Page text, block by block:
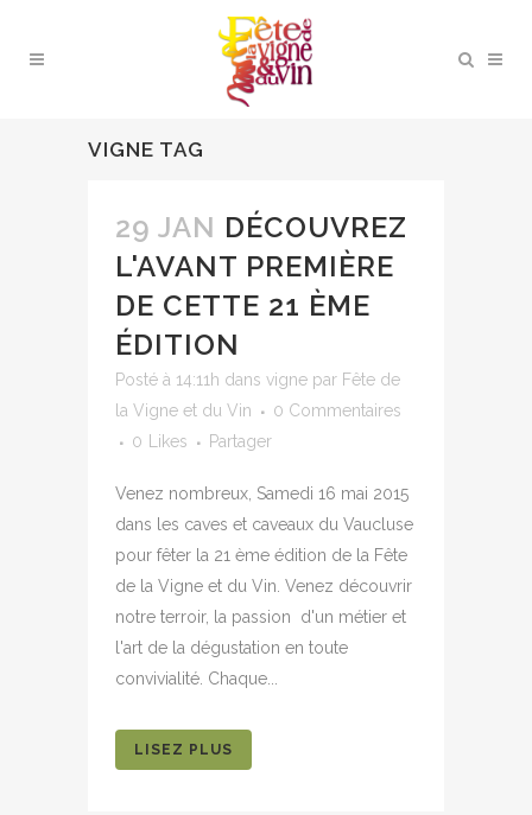
VIGNE TAG
29 JAN DÉCOUVREZ
L'AVANT PREMIÈRE
DE CETTE 21 ÈME
ÉDITION
Posté à 14:11h dans vigne par Fête de
la Vigne et du Vin
0 Commentaires
0
Likes Partager
Venez nombreux, Samedi 16 mai 2015
dans les caves et caveaux du Vaucluse
pour fêter la 21 ème édition de la Fête
de la Vigne et du Vin. Venez découvrir
notre terroir, la passion d'un métier et
l'art de la dégustation en toute
convivialité. Chaque...
LISEZ PLUS